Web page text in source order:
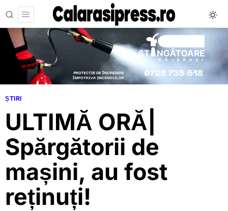
ȘTIRI
ULTIMĂ ORĂ|
Spărgătorii de
mașini, au fost
reținuți!